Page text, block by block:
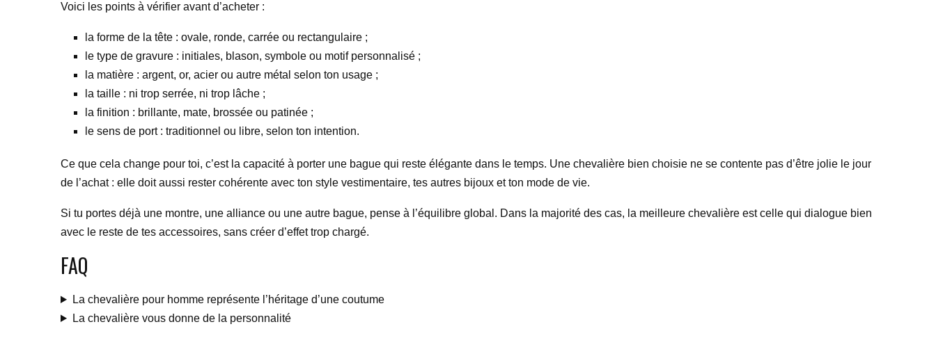
Voici les points à vérifier avant d’acheter :
la forme de la tête : ovale, ronde, carrée ou rectangulaire ;
le type de gravure : initiales, blason, symbole ou motif personnalisé ;
la matière : argent, or, acier ou autre métal selon ton usage ;
la taille : ni trop serrée, ni trop lâche ;
la finition : brillante, mate, brossée ou patinée ;
le sens de port : traditionnel ou libre, selon ton intention.
Ce que cela change pour toi, c’est la capacité à porter une bague qui reste élégante dans le temps. Une chevalière bien choisie ne se contente pas d’être jolie le jour
de l’achat : elle doit aussi rester cohérente avec ton style vestimentaire, tes autres bijoux et ton mode de vie.
Si tu portes déjà une montre, une alliance ou une autre bague, pense à l’équilibre global. Dans la majorité des cas, la meilleure chevalière est celle qui dialogue bien
avec le reste de tes accessoires, sans créer d’effet trop chargé.
FAQ
La chevalière pour homme représente l’héritage d’une coutume
La chevalière vous donne de la personnalité